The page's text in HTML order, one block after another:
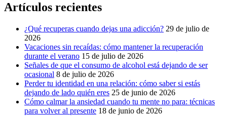
Artículos recientes
¿Qué recuperas cuando dejas una adicción? 29 de julio de
2026
Vacaciones sin recaídas: cómo mantener la recuperación
durante el verano 15 de julio de 2026
Señales de que el consumo de alcohol está dejando de ser
ocasional 8 de julio de 2026
Perder tu identidad en una relación: cómo saber si estás
dejando de lado quién eres 25 de junio de 2026
Cómo calmar la ansiedad cuando tu mente no para: técnicas
para volver al presente 18 de junio de 2026